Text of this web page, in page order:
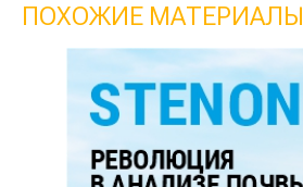
ПОХОЖИЕ МАТЕРИАЛЫ